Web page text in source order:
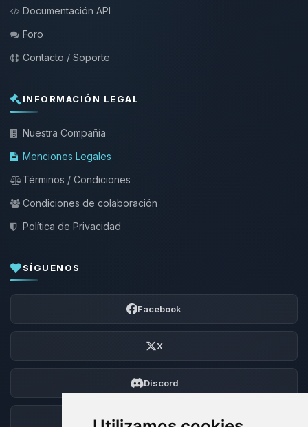
Documentación API
Foro
Contacto / Soporte
INFORMACIÓN LEGAL
Nuestra Compañía
Menciones Legales
Términos / Condiciones
Condiciones de colaboración
Política de Privacidad
SÍGUENOS
Facebook
X
Discord
Foro